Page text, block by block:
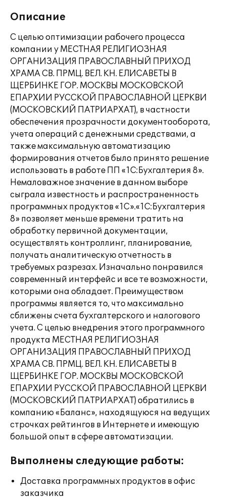
Описание
С целью оптимизации рабочего процесса
компании у МЕСТНАЯ РЕЛИГИОЗНАЯ
ОРГАНИЗАЦИЯ ПРАВОСЛАВНЫЙ ПРИХОД
ХРАМА СВ. ПРМЦ. ВЕЛ. КН. ЕЛИСАВЕТЫ В
ЩЕРБИНКЕ ГОР. МОСКВЫ МОСКОВСКОЙ
ЕПАРХИИ РУССКОЙ ПРАВОСЛАВНОЙ ЦЕРКВИ
(МОСКОВСКИЙ ПАТРИАРХАТ), в частности
обеспечения прозрачности документооборота,
учета операций с денежными средствами, а
также максимальную автоматизацию
формирования отчетов было принято решение
использовать в работе ПП «1С:Бухгалтерия 8».
Немаловажное значение в данном выборе
сыграла известность и распространенность
программных продуктов «1С».«1С:Бухгалтерия
8» позволяет меньше времени тратить на
обработку первичной документации,
осуществлять контроллинг, планирование,
получать аналитическую отчетность в
требуемых разрезах. Изначально понравился
современный интерфейс и все те возможности,
которыми она обладает. Преимуществом
программы является то, что максимально
сближены счета бухгалтерского и налогового
учета. С целью внедрения этого программного
продукта МЕСТНАЯ РЕЛИГИОЗНАЯ
ОРГАНИЗАЦИЯ ПРАВОСЛАВНЫЙ ПРИХОД
ХРАМА СВ. ПРМЦ. ВЕЛ. КН. ЕЛИСАВЕТЫ В
ЩЕРБИНКЕ ГОР. МОСКВЫ МОСКОВСКОЙ
ЕПАРХИИ РУССКОЙ ПРАВОСЛАВНОЙ ЦЕРКВИ
(МОСКОВСКИЙ ПАТРИАРХАТ) обратились в
компанию «Баланс», находящуюся на ведущих
строчках рейтингов в Интернете и имеющую
большой опыт в сфере автоматизации.
Выполнены следующие работы:
Доставка программных продуктов в офис
заказчика